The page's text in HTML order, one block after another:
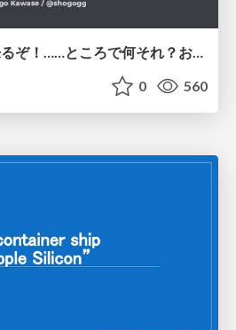
PHP に部分適用が来るぞ！……ところで何それ？おいしいの？ #phpcon / phpcon-2026
0 560